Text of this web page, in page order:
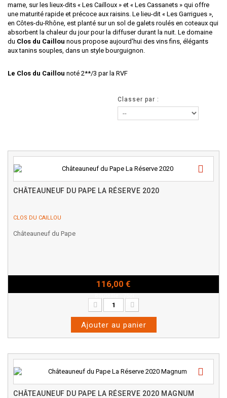
marne, sur les lieux-dits « Les Cailloux » et « Les Cassanets » qui offre
une maturité rapide et précoce aux raisins. Le lieu-dit « Les Garrigues »,
en Côtes-du-Rhône, est planté sur un sol de galets roulés en coteaux qui
absorbent la chaleur du jour pour la diffuser durant la nuit. Le domaine
du Clos du Caillou nous propose aujourd'hui des vins fins, élégants
aux tanins souples, dans un style bourguignon.
Le Clos du Caillou noté 2**/3 par la RVF
Classer par :
CHÂTEAUNEUF DU PAPE LA RÉSERVE 2020
CLOS DU CAILLOU
Châteauneuf du Pape
116,00 €
Ajouter au panier
CHÂTEAUNEUF DU PAPE LA RÉSERVE 2020 MAGNUM